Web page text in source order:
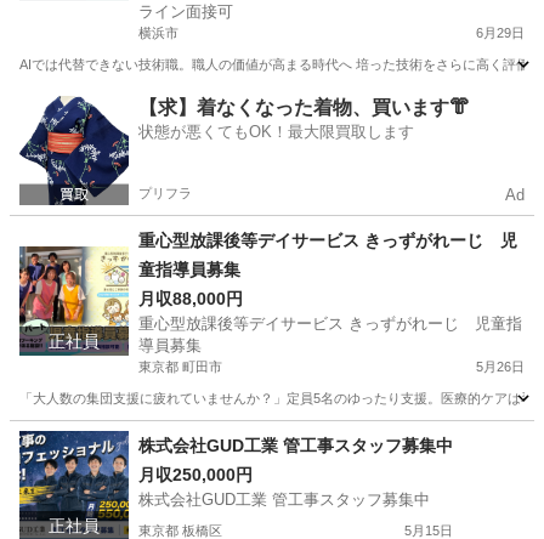
ライン面接可
横浜市 6月29日
AIでは代替できない技術職。職人の価値が高まる時代へ 培った技術をさらに高く評
神奈川 鳶職
【求】着なくなった着物、買います👘
状態が悪くてもOK！最大限買取します
プリフラ Ad
正社員
重心型放課後等デイサービス きっずがれーじ 児
童指導員募集
月収88,000円
重心型放課後等デイサービス きっずがれーじ 児童指
導員募集
東京都 町田市 5月26日
「大人数の集団支援に疲れていませんか？」定員5名のゆったり支援。医療的ケアは
東京 町田市 保育士
正社員
株式会社GUD工業 管工事スタッフ募集中
月収250,000円
株式会社GUD工業 管工事スタッフ募集中
東京都 板橋区 5月15日